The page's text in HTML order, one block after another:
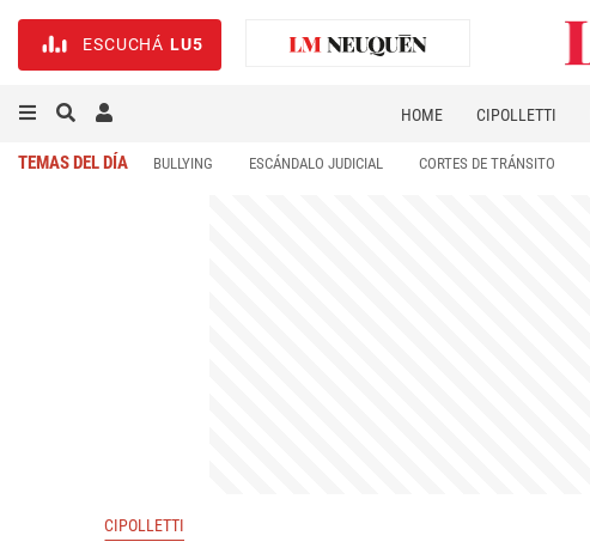
ESCUCHÁ LU5
HOME CIPOLLETTI
TEMAS DEL DÍA BULLYING ESCÁNDALO JUDICIAL CORTES DE TRÁNSITO
CIPOLLETTI